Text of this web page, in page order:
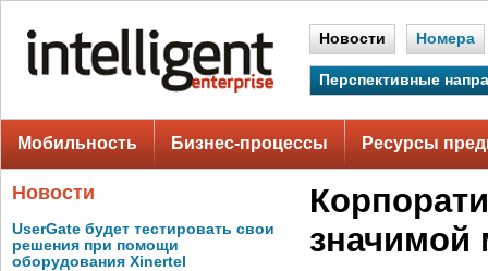
Новости Номера
Перспективные
Мобильность Бизнес-процессы Ресурсы
Новости
UserGate будет тестировать свои
решения при помощи
оборудования Xinertel
значимой